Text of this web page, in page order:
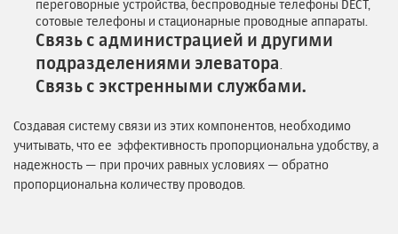
переговорные устройства, беспроводные телефоны DECT,
сотовые телефоны и стационарные проводные аппараты.
Связь с администрацией и другими
подразделениями элеватора
Связь с экстренными службами.
Создавая систему связи из этих компонентов, необходимо
учитывать, что ее эффективность пропорциональна удобству, а
надежность — при прочих равных условиях — обратно
пропорциональна количеству проводов.